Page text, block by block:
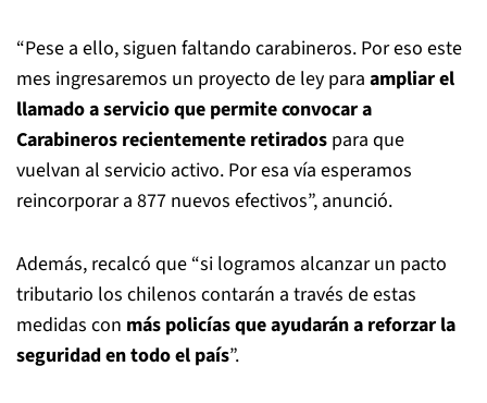
“Pese a ello, siguen faltando carabineros. Por eso este
mes ingresaremos un proyecto de ley para ampliar el
llamado a servicio que permite convocar a
Carabineros recientemente retirados para que
vuelvan al servicio activo. Por esa vía esperamos
reincorporar a 877 nuevos efectivos”, anunció.
Además, recalcó que “si logramos alcanzar un pacto
tributario los chilenos contarán a través de estas
medidas con más policías que ayudarán a reforzar la
seguridad en todo el país”.